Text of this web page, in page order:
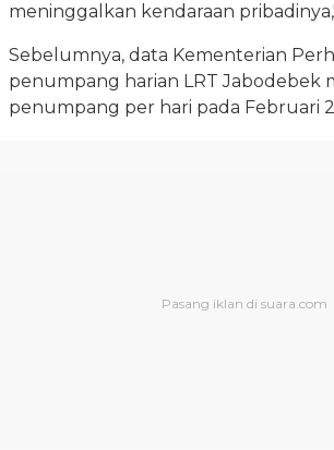
meninggalkan kendaraan
Sebelumnya, data Kementerian
penumpang harian LRT Jabodebek
penumpang per hari pada Februari